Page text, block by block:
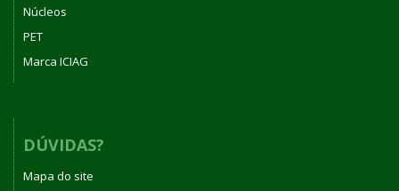
Núcleos
PET
Marca ICIAG
DÚVIDAS?
Mapa do site